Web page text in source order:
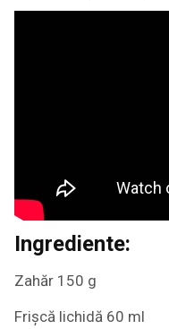
Ingrediente:
Zahăr 150 g
Frișcă lichidă 60 ml